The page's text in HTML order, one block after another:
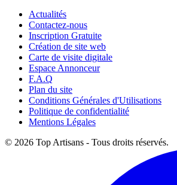
Actualités
Contactez-nous
Inscription Gratuite
Création de site web
Carte de visite digitale
Espace Annonceur
F.A.Q
Plan du site
Conditions Générales d'Utilisations
Politique de confidentialité
Mentions Légales
© 2026 Top Artisans - Tous droits réservés.